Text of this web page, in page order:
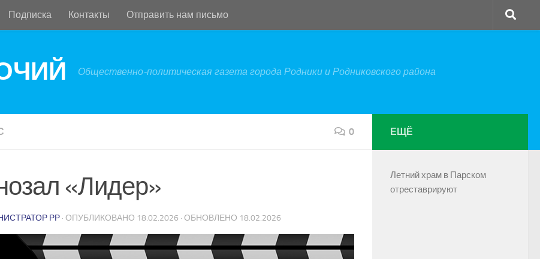
Подписка Контакты Отправить нам письмо
Общественно-политическая газета города Родники и Родниковского района
0
«Лидер»
РР · ОПУБЛИКОВАНО 18.02.2026 · ОБНОВЛЕНО 18.02.2026
ЕЩЁ
Летний храм в Парском
отреставрируют